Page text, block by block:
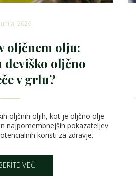
2026
oljčnem olju:
deviško oljčno
v grlu?
oljčnih oljih, kot je oljčno olje
najpomembnejših pokazateljev
koristi za zdravje.
VEČ